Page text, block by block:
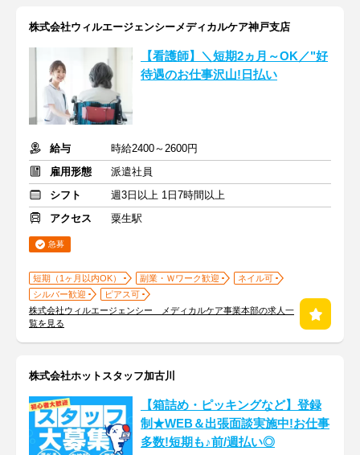
株式会社ウィルエージェンシーメディカルケア神戸支店
【看護師】＼短期2ヵ月～OK／"好
待遇のお仕事沢山!日払い
給与
時給2400～2600円
雇用形態
派遣社員
シフト
週3日以上 1日7時間以上
アクセス
粟生駅
急募
短期（1ヶ月以内OK） 副業・Ｗワーク歓迎
ネイル可
シルバー歓迎
ピアス可
株式会社ウィルエージェンシー メディカルケア事業本部の求人一
覧を見る
株式会社ホットスタッフ加古川
【箱詰め・ピッキングなど】登録
制★WEB＆出張面談実施中!お仕事
多数!短期も♪前/週払い◎